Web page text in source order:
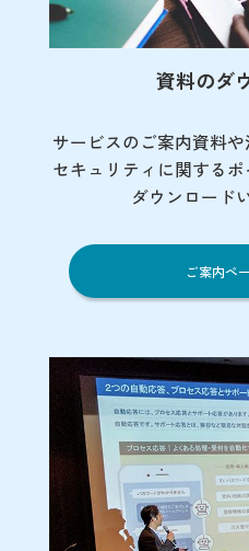
資料のダ
サービスのご案内資料や
セキュリティに関するポ
ダウンロード
ご案内ペ